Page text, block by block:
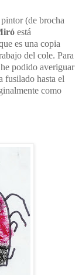
(de brocha
está
es una copia
del cole. Para
podido averiguar
fusilado hasta el
como